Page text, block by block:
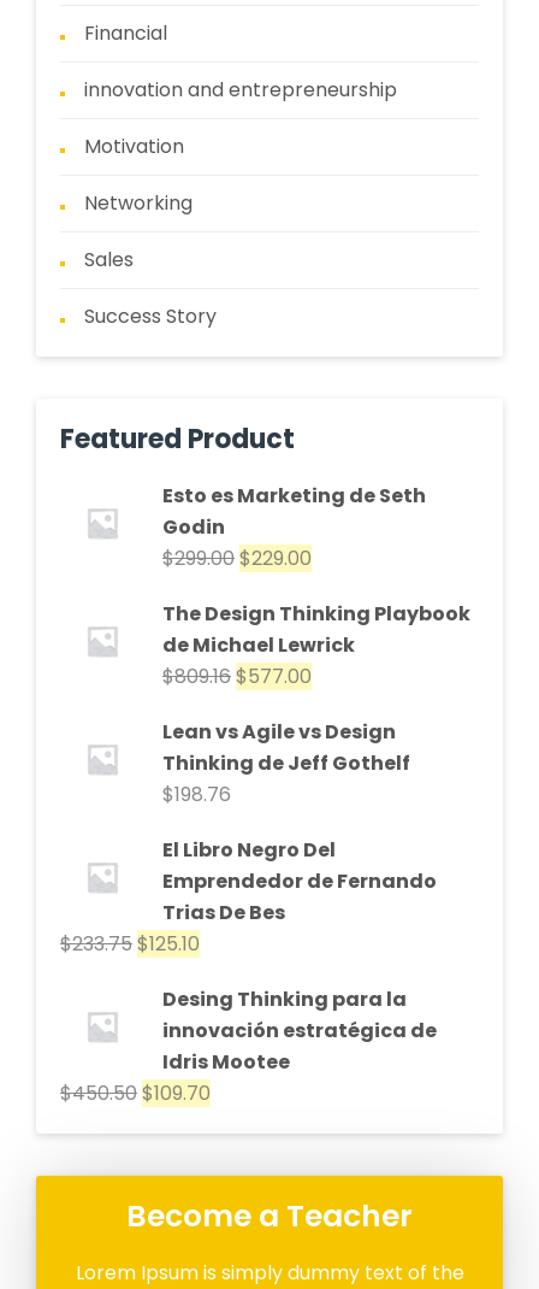
Financial
innovation and entrepreneurship
Motivation
Networking
Sales
Success Story
Featured Product
Esto es Marketing de Seth
Godin
$299.00$229.00
The Design Thinking Playbook
de Michael Lewrick
$809.16$577.00
Lean vs Agile vs Design
Thinking de Jeff Gothelf
$198.76
El Libro Negro Del
Emprendedor de Fernando
Trias De Bes
$233.75$125.10
Desing Thinking para la
innovación estratégica de
Idris Mootee
$450.50$109.70
Become a Teacher
Lorem Ipsum is simply dummy text of the